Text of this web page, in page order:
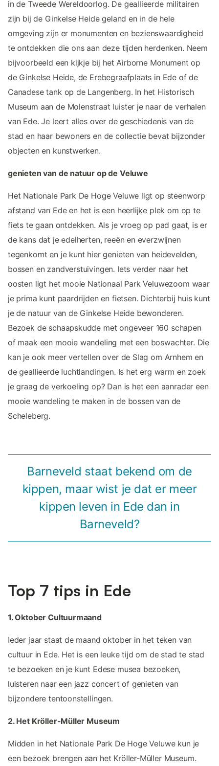
in de Tweede Wereldoorlog. De geallieerde militairen
zijn bij de Ginkelse Heide geland en in de hele
omgeving zijn er monumenten en bezienswaardigheid
te ontdekken die ons aan deze tijden herdenken. Neem
bijvoorbeeld een kijkje bij het Airborne Monument op
de Ginkelse Heide, de Erebegraafplaats in Ede of de
Canadese tank op de Langenberg. In het Historisch
Museum aan de Molenstraat luister je naar de verhalen
van Ede. Je leert alles over de geschiedenis van de
stad en haar bewoners en de collectie bevat bijzonder
objecten en kunstwerken.
genieten van de natuur op de Veluwe
Het Nationale Park De Hoge Veluwe ligt op steenworp
afstand van Ede en het is een heerlijke plek om op te
fiets te gaan ontdekken. Als je vroeg op pad gaat, is er
de kans dat je edelherten, reeën en everzwijnen
tegenkomt en je kunt hier genieten van heidevelden,
bossen en zandverstuivingen. Iets verder naar het
oosten ligt het mooie Nationaal Park Veluwezoom waar
je prima kunt paardrijden en fietsen. Dichterbij huis kunt
je de natuur van de Ginkelse Heide bewonderen.
Bezoek de schaapskudde met ongeveer 160 schapen
of maak een mooie wandeling met een boswachter. Die
kan je ook meer vertellen over de Slag om Arnhem en
de geallieerde luchtlandingen. Is het erg warm en zoek
je graag de verkoeling op? Dan is het een aanrader een
mooie wandeling te maken in de bossen van de
Scheleberg.
Barneveld staat bekend om de
kippen, maar wist je dat er meer
kippen leven in Ede dan in
Barneveld?
Top 7 tips in Ede
1. Oktober Cultuurmaand
Ieder jaar staat de maand oktober in het teken van
cultuur in Ede. Het is een leuke tijd om de stad te stad
te bezoeken en je kunt Edese musea bezoeken,
luisteren naar een jazz concert of genieten van
bijzondere tentoonstellingen.
2. Het Kröller-Müller Museum
Midden in het Nationale Park De Hoge Veluwe kun je
een bezoek brengen aan het Kröller-Müller Museum.